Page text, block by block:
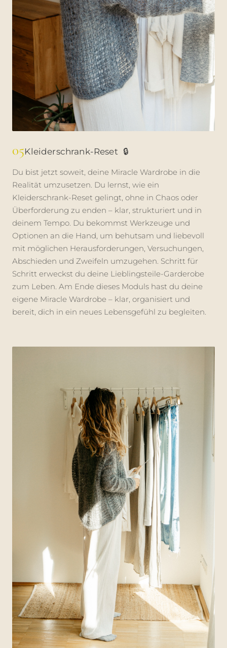
05Kleiderschrank-Reset 🔒
Du bist jetzt soweit, deine Miracle Wardrobe in die
Realität umzusetzen. Du lernst, wie ein
Kleiderschrank-Reset gelingt, ohne in Chaos oder
Überforderung zu enden – klar, strukturiert und in
deinem Tempo. Du bekommst Werkzeuge und
Optionen an die Hand, um behutsam und liebevoll
mit möglichen Herausforderungen, Versuchungen,
Abschieden und Zweifeln umzugehen. Schritt für
Schritt erweckst du deine Lieblingsteile-Garderobe
zum Leben. Am Ende dieses Moduls hast du deine
eigene Miracle Wardrobe – klar, organisiert und
bereit, dich in ein neues Lebensgefühl zu begleiten.